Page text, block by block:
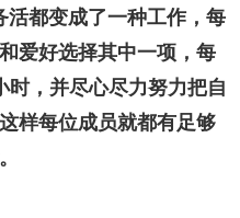
活都变成了一种工作，每
爱好选择其中一项，每
时，并尽心尽力努力把自
样每位成员就都有足够